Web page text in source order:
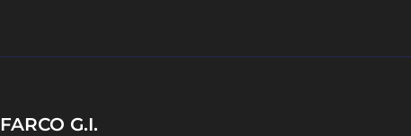
FARCO G.I.